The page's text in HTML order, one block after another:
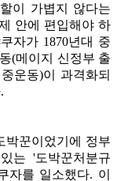
이 가볍지 않다는
안에 편입해야 하
자가 1870년대 중
(메이지 신정부 출
운동)이 과격화되
박꾼이었기에 정부
는 '도박꾼처분규
자를 일소했다. 이